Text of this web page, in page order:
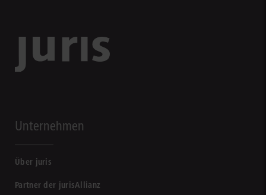
Unternehmen
Über juris
Partner der jurisAllianz